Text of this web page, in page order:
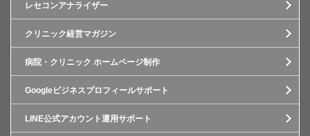
レセコンアナライザー
クリニック経営マガジン
病院・クリニック ホームページ制作
Googleビジネスプロフィールサポート
LINE公式アカウント運用サポート